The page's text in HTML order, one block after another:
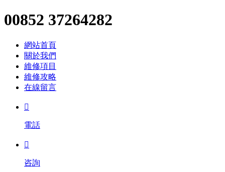
00852 37264282
網站首頁
關於我們
維修項目
維修攻略
在線留言

電話

咨詢